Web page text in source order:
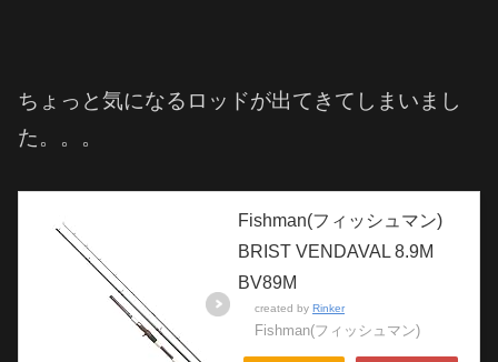
ちょっと気になるロッドが出てきてしまいまし
た。。。
Fishman(フィッシュマン)
BRIST VENDAVAL 8.9M
BV89M
created by Rinker
Fishman(フィッシュマン)